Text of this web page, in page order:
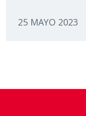
25 MAYO 2023